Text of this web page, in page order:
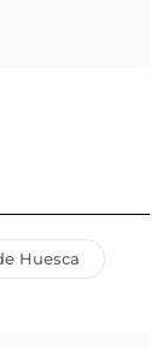
Huesca